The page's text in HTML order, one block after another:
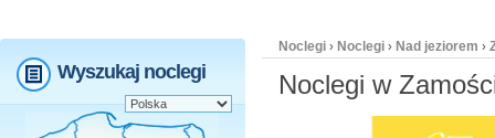
Wyszukaj noclegi
Noclegi › Noclegi › Nad jeziorem ›
Noclegi w